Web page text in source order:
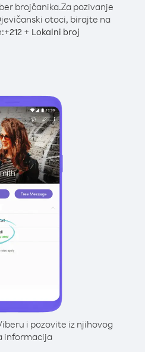
brojčanika.Za pozivanje
otoci, birajte na
+212+ Lokalni broj
i pozovite iz njihovog
informacija